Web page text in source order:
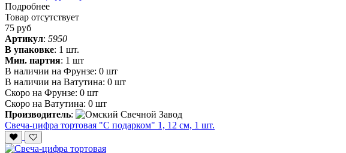
Подробнее
Товар отсутствует
75 руб
Артикул: 5950
В упаковке: 1 шт.
Мин. партия: 1 шт
В наличии на Фрунзе: 0 шт
В наличии на Ватутина: 0 шт
Скоро на Фрунзе: 0 шт
Скоро на Ватутина: 0 шт
Производитель:
Свеча-цифра тортовая "С подарком" 1, 12 см, 1 шт.